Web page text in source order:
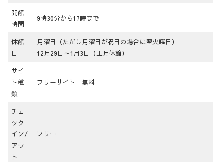
開館
時間
9時30分から17時まで
休館
日
月曜日（ただし月曜日が祝日の場合は翌火曜日）
12月29日～1月3日（正月休館）
サイ
ト種
類
フリーサイト 無料
チェ
ック
イン/
アウ
ト
フリー